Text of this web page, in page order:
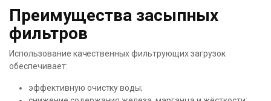
Преимущества засыпных
фильтров
Использование качественных фильтрующих загрузок
обеспечивает:
эффективную очистку воды;